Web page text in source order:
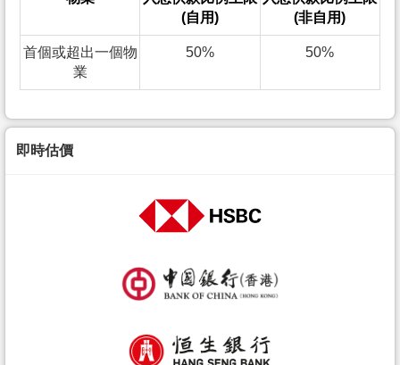
(自用)
(非自用)
首個或超出一個物
業
50% 50%
即時估價